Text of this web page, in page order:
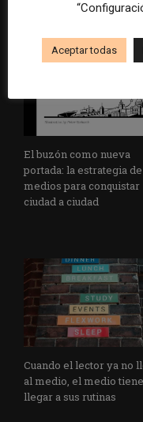
El buzón como nueva
portada: la estrategia
medios para conquistar
ciudad a ciudad
Cuando el lector ya no
al medio, el medio
llegar a sus rutinas
Aceptar todas